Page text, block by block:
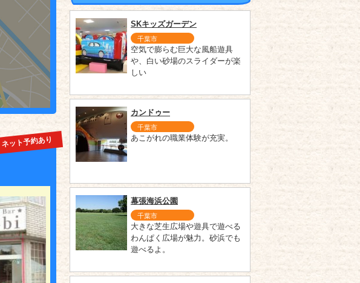
ネット予約あり
SKキッズガーデン
千葉市
空気で膨らむ巨大な風船遊具
や、白い砂場のスライダーが楽
しい
カンドゥー
千葉市
あこがれの職業体験が充実。
幕張海浜公園
千葉市
大きな芝生広場や遊具で遊べる
わんぱく広場が魅力。砂浜でも
遊べるよ。